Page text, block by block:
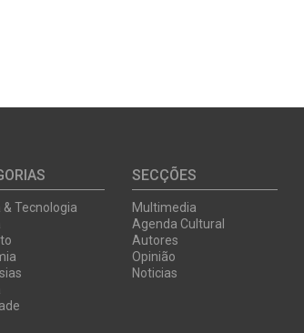
& Tecnologia
SECÇÕES
Multimedia
Agenda Cultural
Autores
Opinião
Noticias